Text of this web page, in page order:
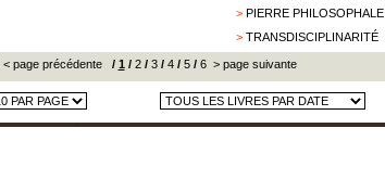
>PIERRE PHILOSOPHALE
>TRANSDISCIPLINARITÉ
< page précédente/ 1 /2/3/4/5/6 > page suivante